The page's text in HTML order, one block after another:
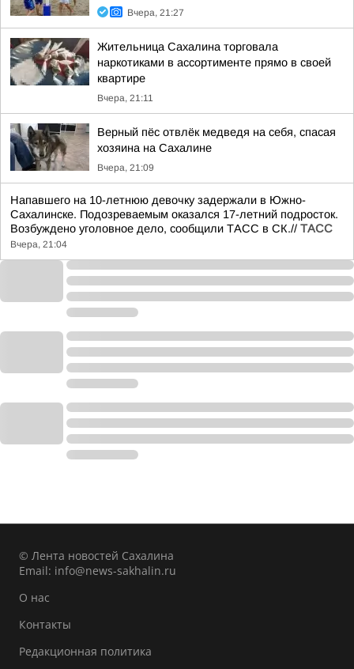
Вчера, 21:27
Жительница Сахалина торговала
наркотиками в ассортименте прямо в своей
квартире
Вчера, 21:11
Верный пёс отвлёк медведя на себя, спасая
хозяина на Сахалине
Вчера, 21:09
Напавшего на 10-летнюю девочку задержали в Южно-
Сахалинске. Подозреваемым оказался 17-летний подросток.
Возбуждено уголовное дело, сообщили ТАСС в СК.// ТАСС
Вчера, 21:04
© Лента новостей Сахалина
Email: info@news-sakhalin.ru
О нас
Контакты
Редакционная политика